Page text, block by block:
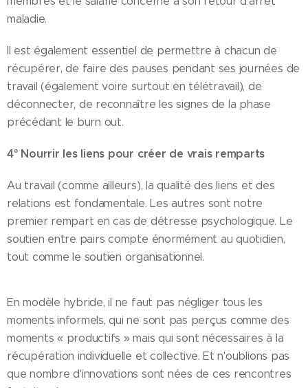
maladie.
Il est également essentiel de permettre à chacun de
récupérer, de faire des pauses pendant ses journées de
travail (également voire surtout en télétravail), de
déconnecter, de reconnaître les signes de la phase
précédant le burn out.
4° Nourrir les liens pour créer de vrais remparts
Au travail (comme ailleurs), la qualité des liens et des
relations est fondamentale. Les autres sont notre
premier rempart en cas de détresse psychologique. Le
soutien entre pairs compte énormément au quotidien,
tout comme le soutien organisationnel.
En modèle hybride, il ne faut pas négliger tous les
moments informels, qui ne sont pas perçus comme des
moments « productifs » mais qui sont nécessaires à la
récupération individuelle et collective. Et n'oublions pas
que nombre d'innovations sont nées de ces rencontres